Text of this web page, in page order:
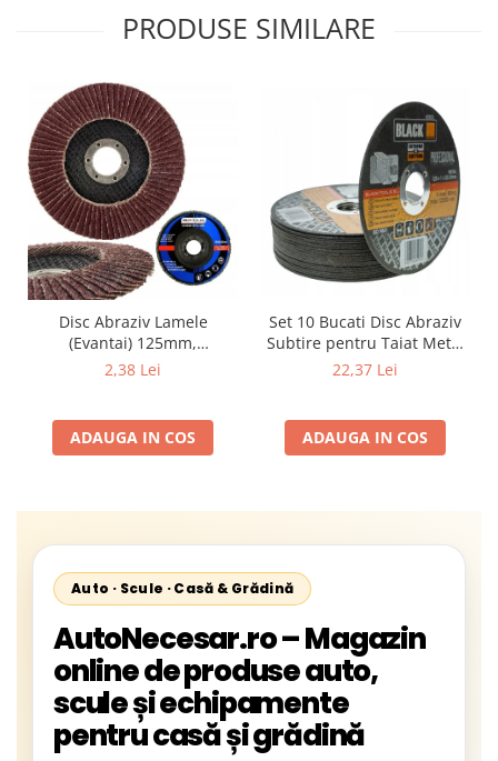
PRODUSE SIMILARE
Disc Abraziv Lamele
(Evantai) 125mm,
Granulație , pentru Metal și
2,38 Lei
ADAUGA IN COS
Set 10 Bucati Disc Abraziv
Subtire pentru Taiat Metal
si Inox 125 x 1 x 22.2 mm,
22,37 Lei
ADAUGA IN COS
Auto · Scule · Casă & Grădină
AutoNecesar.ro – Magazin
online de produse auto,
scule și echipamente
pentru casă și grădină